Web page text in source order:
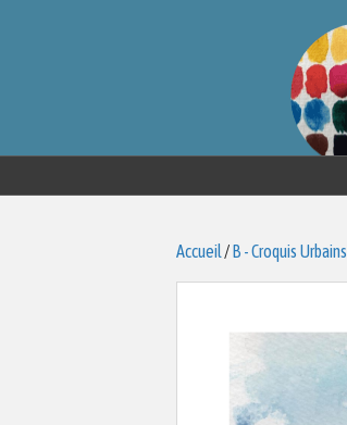
Accueil /B - Croquis Urbains